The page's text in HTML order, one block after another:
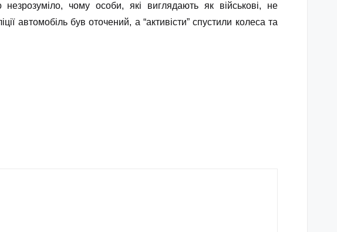
чому особи, які виглядають як військові, не
автомобіль був оточений, а “активісти” спустили колеса та